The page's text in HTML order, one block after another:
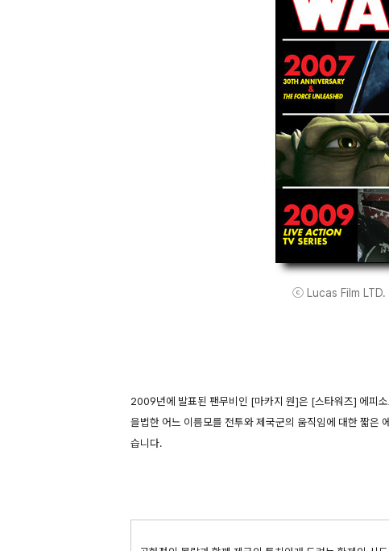
ⓒ Lucas Film
2009년에 발표된 팬무비인 [마카지 원]은 [스타워즈] 에피
을법한 어느 이름모를 전투와 제국군의 움직임에 대한 짧은
습니다.